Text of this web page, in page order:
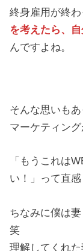
終身雇用が終
を考えたら、
んですよね。
そんな思いも
マーケティン
「もうこれは
い！」って直
ちなみに僕は
笑
理解してくれ